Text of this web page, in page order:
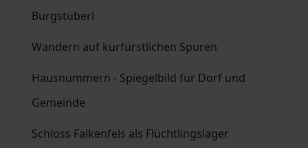
Burgstüberl
Wandern auf kurfürstlichen Spuren
Hausnummern - Spiegelbild für Dorf und
Gemeinde
Schloss Falkenfels als Flüchtlingslager